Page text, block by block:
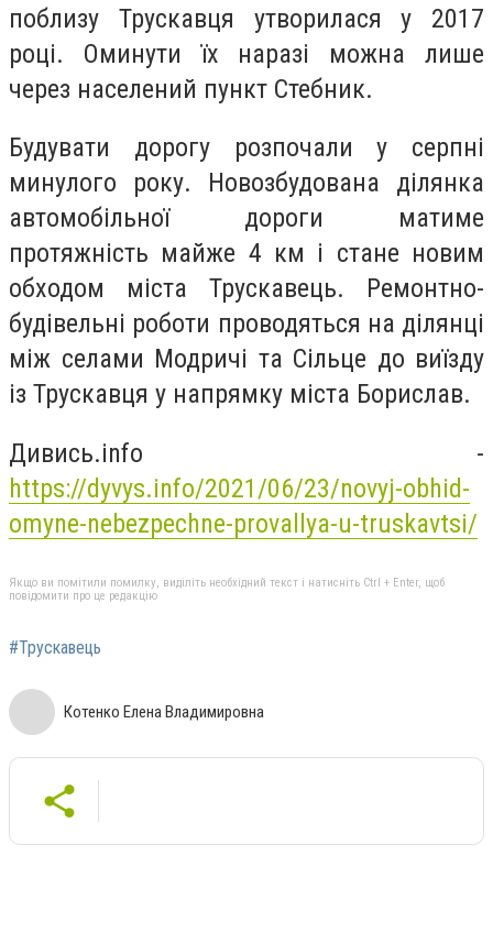
поблизу Трускавця утворилася у 2017
році. Оминути їх наразі можна лише
через населений пункт Стебник.
Будувати дорогу розпочали у серпні
минулого року. Новозбудована ділянка
автомобільної дороги матиме
протяжність майже 4 км і стане новим
обходом міста Трускавець. Ремонтно-
будівельні роботи проводяться на ділянці
між селами Модричі та Сільце до виїзду
із Трускавця у напрямку міста Борислав.
Дивись.info -
https://dyvys.info/2021/06/23/novyj-obhid-
omyne-nebezpechne-provallya-u-truskavtsi/
Якщо ви помітили помилку, виділіть необхідний текст і натисніть Ctrl + Enter, щоб
повідомити про це редакцію
#Трускавець
Котенко Елена Владимировна